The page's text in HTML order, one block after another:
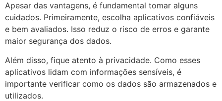
Apesar das vantagens, é fundamental tomar alguns
cuidados. Primeiramente, escolha aplicativos confiáveis
e bem avaliados. Isso reduz o risco de erros e garante
maior segurança dos dados.
Além disso, fique atento à privacidade. Como esses
aplicativos lidam com informações sensíveis, é
importante verificar como os dados são armazenados e
utilizados.